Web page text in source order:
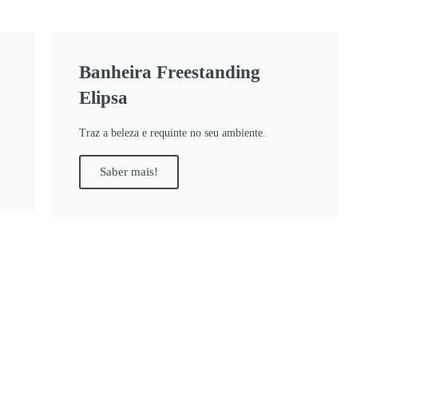
Banheira Freestanding
Elipsa
Traz a beleza e requinte no seu ambiente.
Saber mais!